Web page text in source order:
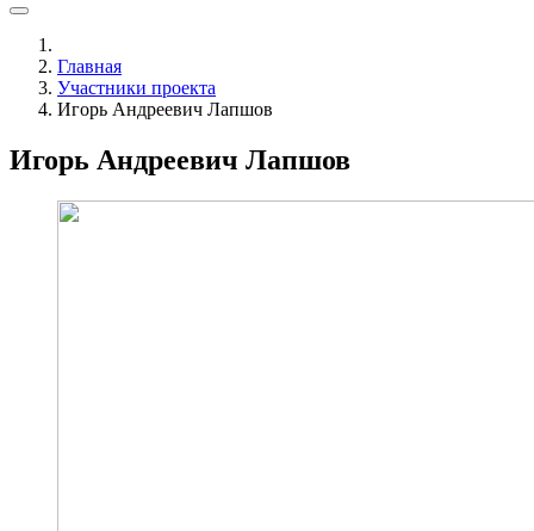
Главная
Участники проекта
Игорь Андреевич Лапшов
Игорь Андреевич Лапшов